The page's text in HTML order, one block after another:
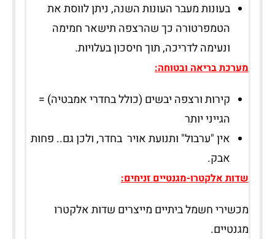
בעונות מעבר העונות השנה, ניתן לווסת את
הטמפרטורה כך שהרצפה תישאר חמימה
ונעימה לדריכה, תוך חיסכון בעלויות.
מערכת בריאה ובטוחה:
קירות ורצפה יבשים (כולל בחדרי אמבטיה) =
הגייני יותר
אין "ערבול" ותנועת אויר בחדר, ולכן גם.. פחות
אבק.
שדות אלקטרו-מגנטיים זניחים:
מכשירי חשמל ביתיים מייצרים שדות אלקטרו
מגנטיים.